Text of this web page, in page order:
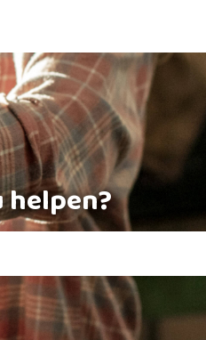
helpen?